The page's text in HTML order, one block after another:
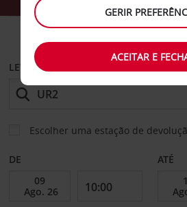
CARRO
LEVANTAR EM
Escolher uma estação de
DE ATÉ
GERIR
ACEITAR E